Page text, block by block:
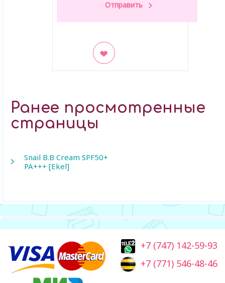
Ранее просмотренные
страницы
Snail B.B Cream SPF50+
PA+++ [Ekel]
+7 (747) 142-59-93
+7 (771) 546-48-46